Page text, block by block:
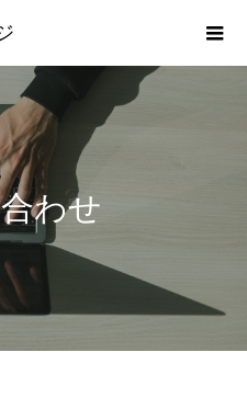
わせ